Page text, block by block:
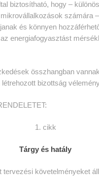
biztosítható, hogy –
számára
és könnyen
energiafogyasztást
összhangban
bizottság
1. cikk
Tárgy és hatály
tervezési követelményeket